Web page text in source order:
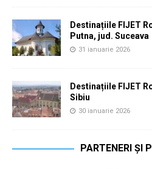
Destinațiile FIJET
Putna, jud. Suceava
31 ianuarie 2026
Destinațiile FIJET
Sibiu
30 ianuarie 2026
PARTENERI ȘI